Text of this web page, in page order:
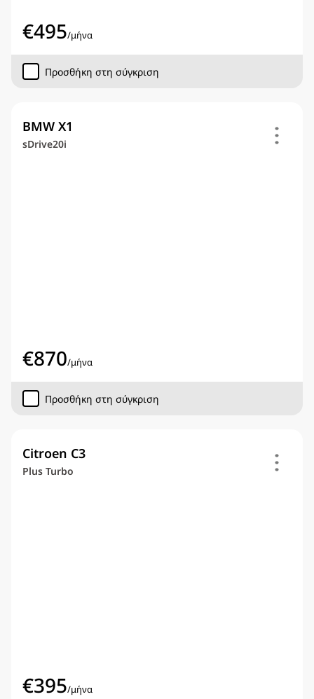
€495/μήνα
Προσθήκη στη σύγκριση
BMW X1
sDrive20i
€870/μήνα
Προσθήκη στη σύγκριση
Citroen C3
Plus Turbo
€395/μήνα